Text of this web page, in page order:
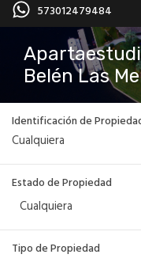
573012479484
Belén Las
Identificación de
Estado de Propiedad
Cualquiera
Tipo de Propiedad